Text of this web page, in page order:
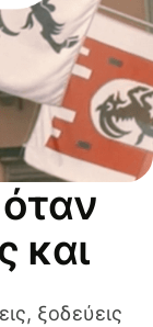
και
ξοδεύεις